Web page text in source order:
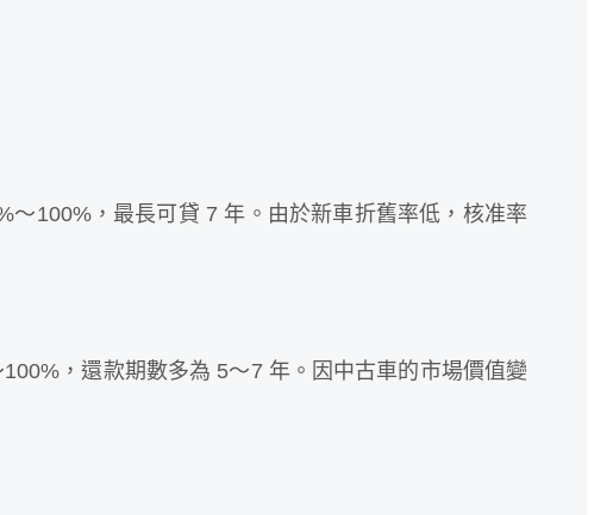
100%，最長可貸 7 年。由於新車折舊率低，核准率
，還款期數多為 5～7 年。因中古車的市場價值變